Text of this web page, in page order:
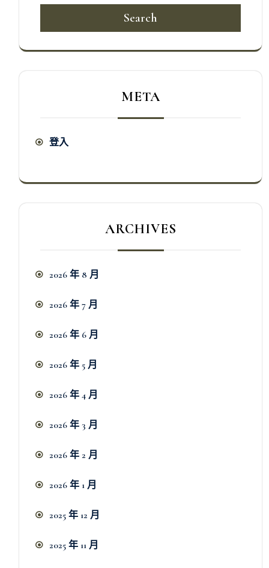
Search
META
登入
ARCHIVES
2026 年 8 月
2026 年 7 月
2026 年 6 月
2026 年 5 月
2026 年 4 月
2026 年 3 月
2026 年 2 月
2026 年 1 月
2025 年 12 月
2025 年 11 月